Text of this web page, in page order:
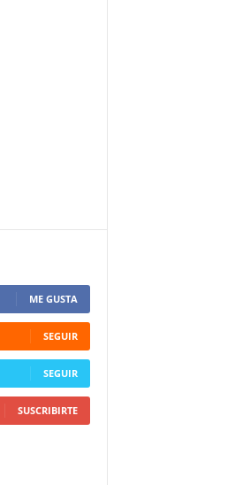
ME GUSTA
SEGUIR
SEGUIR
SUSCRIBIRTE